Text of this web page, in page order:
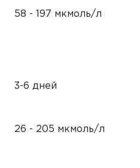
58 - 197 мкмоль/л
3-6 дней
26 - 205 мкмоль/л